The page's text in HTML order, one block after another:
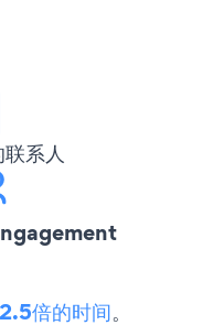
联系人
2.5倍的时间。